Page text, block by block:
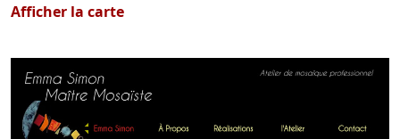
Afficher la carte